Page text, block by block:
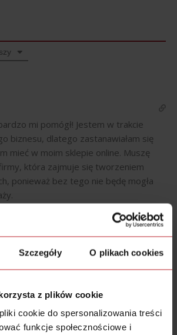
Szczegóły O plikach cookies
z plików cookie
cookie do spersonalizowania treści
funkcje społecznościowe i
mi pomógł! Jestem w trakcie
biznesu, dlatego zastanawiałam się
mieć w moim sklepie online. Muszę
która zajmuje się tworzeniem
ponieważ bez tego nie będę mogła
O MNIE